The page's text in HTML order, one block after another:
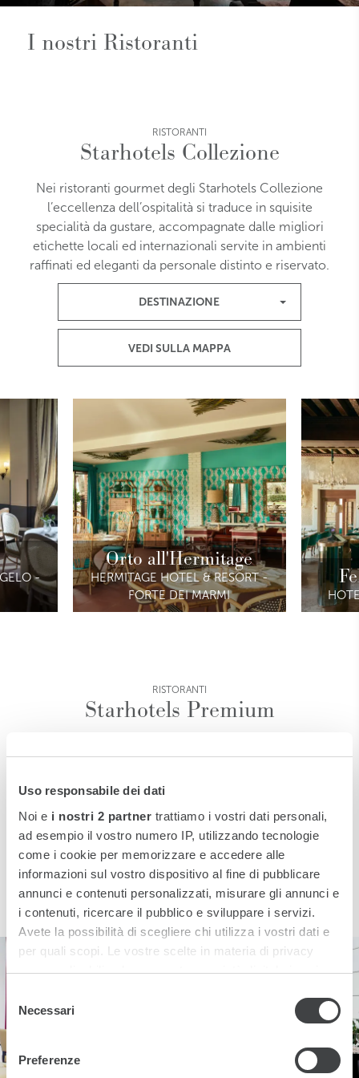
Uso responsabile dei dati
Noi e i nostri 2 partner trattiamo i vostri dati personali,
ad esempio il vostro numero IP, utilizzando tecnologie
come i cookie per memorizzare e accedere alle
informazioni sul vostro dispositivo al fine di pubblicare
annunci e contenuti personalizzati, misurare gli annunci e
i contenuti, ricercare il pubblico e sviluppare i servizi.
Avete la possibilità di scegliere chi utilizza i vostri dati e
per quali scopi. Le vostre scelte in materia di privacy
sono applicabili solo su questa proprietà digitale in cui
revocare il proprio consenso in qualsiasi momento dalla
Dichiarazione sui cookie o facendo clic sull'icona di
del
consenso
Necessari
Preferenze
I nostri Ristoranti
RISTORANTI
Starhotels Collezione
Nei ristoranti gourmet degli Starhotels Collezione
l’eccellenza dell’ospitalità si traduce in squisite
specialità da gustare, accompagnate dalle migliori
etichette locali ed internazionali servite in ambienti
raffinati ed eleganti da personale distinto e riservato.
DESTINAZIONE
VEDI SULLA MAPPA
-
Orto all'Hermitage
HERMITAGE HOTEL & RESORT -
FORTE DEI MARMI
RISTORANTI
Starhotels Premium
creative e piatti della tradizione in ambienti di grande
DESTINAZIONE
VEDI SULLA MAPPA